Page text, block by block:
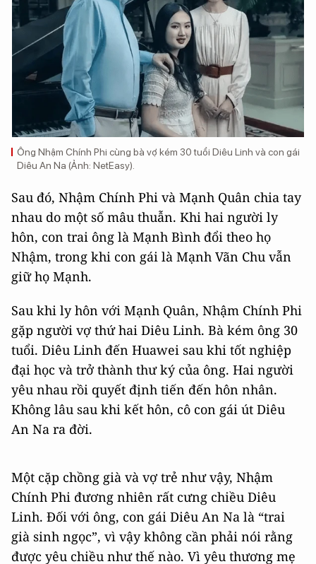
Ông Nhậm Chính Phi cùng bà vợ kém 30 tuổi Diêu Linh và con gái
Diêu An Na (Ảnh: NetEasy).
Sau đó, Nhậm Chính Phi và Mạnh Quân chia tay
nhau do một số mâu thuẫn. Khi hai người ly
hôn, con trai ông là Mạnh Bình đổi theo họ
Nhậm, trong khi con gái là Mạnh Vãn Chu vẫn
giữ họ Mạnh.
Sau khi ly hôn với Mạnh Quân, Nhậm Chính Phi
gặp người vợ thứ hai Diêu Linh. Bà kém ông 30
tuổi. Diêu Linh đến Huawei sau khi tốt nghiệp
đại học và trở thành thư ký của ông. Hai người
yêu nhau rồi quyết định tiến đến hôn nhân.
Không lâu sau khi kết hôn, cô con gái út Diêu
An Na ra đời.
Một cặp chồng già và vợ trẻ như vậy, Nhậm
Chính Phi đương nhiên rất cưng chiều Diêu
Linh. Đối với ông, con gái Diêu An Na là “trai
già sinh ngọc”, vì vậy không cần phải nói rằng
được yêu chiều như thế nào. Vì yêu thương mẹ